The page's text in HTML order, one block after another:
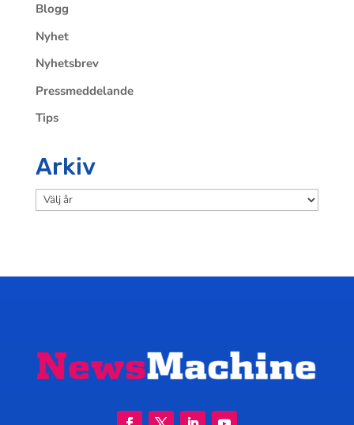
Blogg
Nyhet
Nyhetsbrev
Pressmeddelande
Tips
Arkiv
Arkiv